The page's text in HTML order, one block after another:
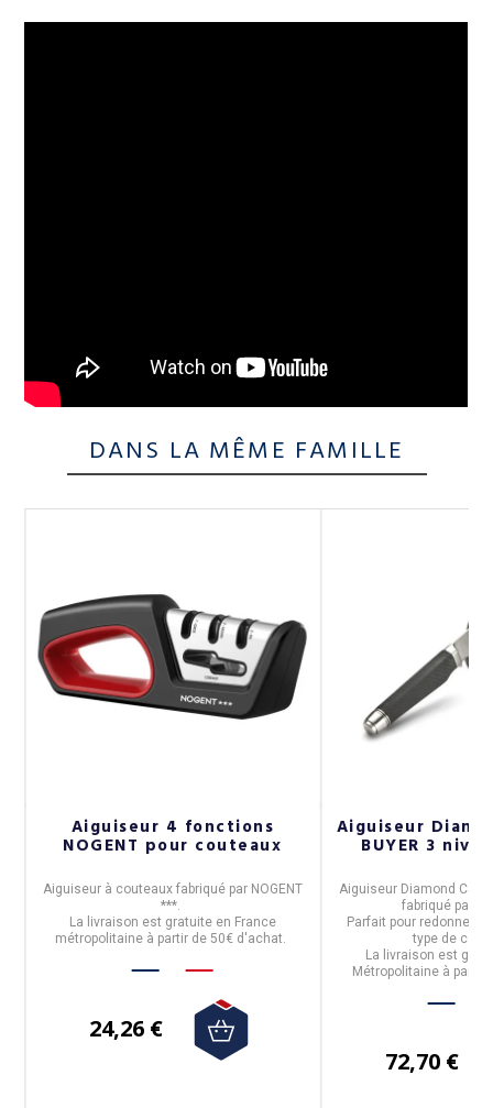
DANS LA MÊME FAMILLE
Aiguiseur 4 fonctions
NOGENT pour couteaux
Aiguiseur à couteauxfabriqué par NOGENT
***
La livraison est gratuite en France
métropolitaine à partir de 50€ d'achat.
24,26 €
Aiguiseur
BUYER 3
Aiguiseur Diamond
fabriqué par
Parfait pour redonner
type de
La livraison est
Métropolitaine à partir
72,70 €